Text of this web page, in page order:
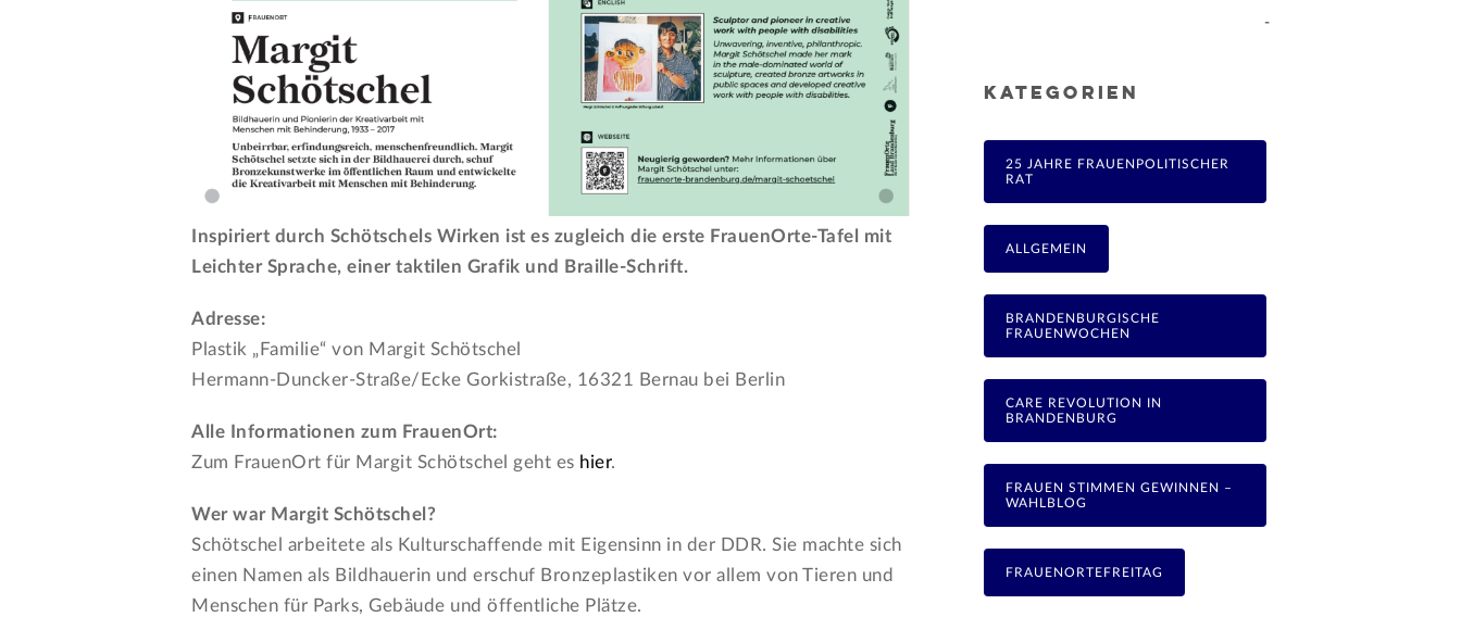
Inspiriert durch Schötschels Wirken ist es zugleich die erste FrauenOrte-Tafel mit
Leichter Sprache, einer taktilen Grafik und Braille-Schrift.
Adresse:
Plastik „Familie“ von Margit Schötschel
Hermann-Duncker-Straße/Ecke Gorkistraße, 16321 Bernau bei Berlin
Alle Informationen zum FrauenOrt:
Zum FrauenOrt für Margit Schötschel geht es hier.
Wer war Margit Schötschel?
Schötschel arbeitete als Kulturschaffende mit Eigensinn in der DDR. Sie machte sich
einen Namen als Bildhauerin und erschuf Bronzeplastiken vor allem von Tieren und
Menschen für Parks, Gebäude und öffentliche Plätze.
-
KATEGORIEN
25 JAHRE FRAUENPOLITISCHER
RAT
ALLGEMEIN
BRANDENBURGISCHE
FRAUENWOCHEN
CARE REVOLUTION IN
BRANDENBURG
FRAUEN STIMMEN GEWINNEN –
WAHLBLOG
FRAUENORTEFREITAG